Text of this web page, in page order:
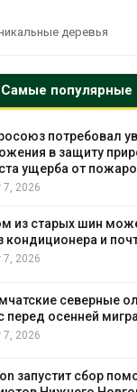
деревья
Самые популярные